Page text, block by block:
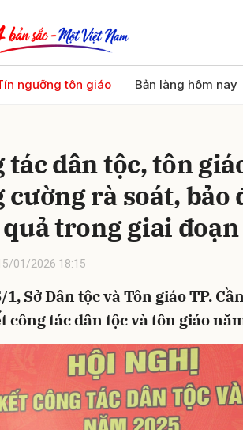
ngưỡng tôn giáo Bản làng hôm nay
tác dân tộc, tôn
cường rà soát,
trong giai
01/2026 18:15
1, Sở Dân tộc và Tôn giáo TP.
công tác dân tộc và tôn giáo
Gửi bình luận